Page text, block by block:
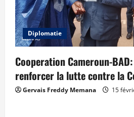
Diplomatie
Cooperation Cameroun-
renforcer la lutte contre la
Gervais Freddy Memana 15